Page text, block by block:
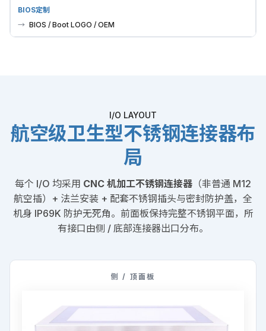
BIOS定制
BIOS / Boot LOGO / OEM
I/O LAYOUT
航空级卫生型不锈钢连接器布
局
每个 I/O 均采用 CNC 机加工不锈钢连接器 （非普通 M12
航空插）+ 法兰安装 + 配套不锈钢插头与密封防护盖，全
机身 IP69K 防护无死角。前面板保持完整不锈钢平面，所
有接口由侧 / 底部连接器出口分布。
侧 / 顶面板